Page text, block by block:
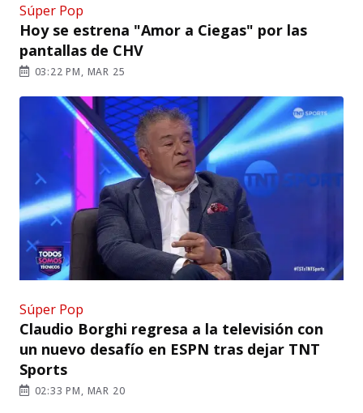
Súper Pop
Hoy se estrena "Amor a Ciegas" por las
pantallas de CHV
03:22 PM, MAR 25
Súper Pop
Claudio Borghi regresa a la televisión con
un nuevo desafío en ESPN tras dejar TNT
Sports
02:33 PM, MAR 20